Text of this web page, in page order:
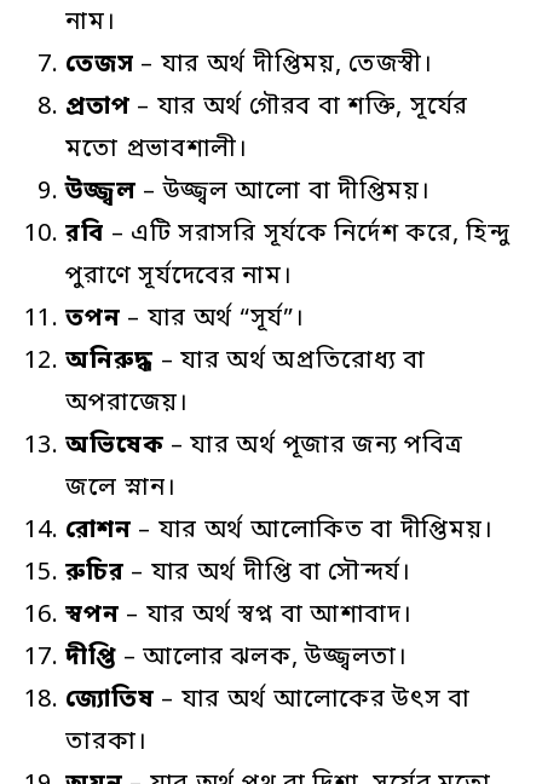
নাম।
তেজস – যার অর্থ দীপ্তিময়, তেজস্বী।
প্রতাপ – যার অর্থ গৌরব বা শক্তি, সূর্যের
মতো প্রভাবশালী।
উজ্জ্বল – উজ্জ্বল আলো বা দীপ্তিময়।
রবি – এটি সরাসরি সূর্যকে নির্দেশ করে, হিন্দু
পুরাণে সূর্যদেবের নাম।
তপন – যার অর্থ “সূর্য”।
অনিরুদ্ধ – যার অর্থ অপ্রতিরোধ্য বা
অপরাজেয়।
অভিষেক – যার অর্থ পূজার জন্য পবিত্র
জলে স্নান।
রোশন – যার অর্থ আলোকিত বা দীপ্তিময়।
রুচির – যার অর্থ দীপ্তি বা সৌন্দর্য।
স্বপন – যার অর্থ স্বপ্ন বা আশাবাদ।
দীপ্তি– আলোর ঝলক, উজ্জ্বলতা।
জ্যোতিষ – যার অর্থ আলোকের উৎস বা
তারকা।